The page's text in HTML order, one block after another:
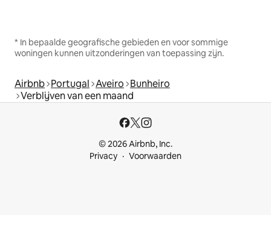
* In bepaalde geografische gebieden en voor sommige
woningen kunnen uitzonderingen van toepassing zijn.
Airbnb Portugal Aveiro Bunheiro
Verblijven van een maand
© 2026 Airbnb, Inc.
Privacy
Voorwaarden